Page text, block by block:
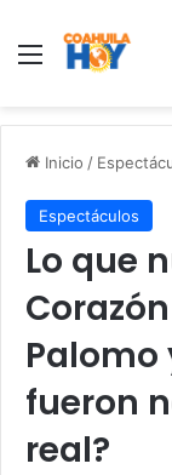
Menu
Inicio /
Espectáculos
Lo que
Palomo
fueron
real?